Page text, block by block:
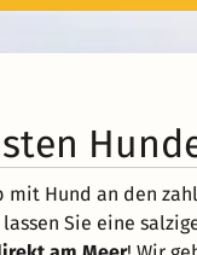
Hund an den
Sie eine